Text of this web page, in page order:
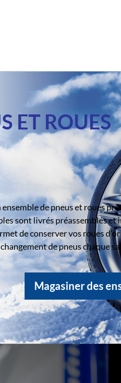
ET ROUES
de pneus et roues
sont livrés préassemblés et
de conserver vos roues
de pneus chaque
Magasiner des